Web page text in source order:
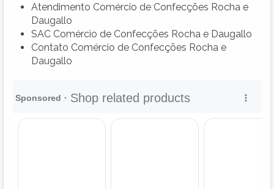
Atendimento Comércio de Confecções Rocha e
Daugallo
SAC Comércio de Confecções Rocha e Daugallo
Contato Comércio de Confecções Rocha e
Daugallo